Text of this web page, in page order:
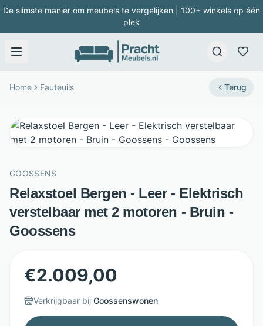
De slimste manier om meubels te vergelijken | 100+ winkels op één
plek
Home Fauteuils Terug
GOOSSENS
Relaxstoel Bergen - Leer - Elektrisch
verstelbaar met 2 motoren - Bruin -
Goossens
€2.009,00
Verkrijgbaar bij Goossenswonen